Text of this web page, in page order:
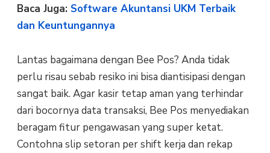
Baca Juga: Software Akuntansi UKM Terbaik
dan Keuntungannya
Lantas bagaimana dengan Bee Pos? Anda tidak
perlu risau sebab resiko ini bisa diantisipasi dengan
sangat baik. Agar kasir tetap aman yang terhindar
dari bocornya data transaksi, Bee Pos menyediakan
beragam fitur pengawasan yang super ketat.
Contohna slip setoran per shift kerja dan rekap